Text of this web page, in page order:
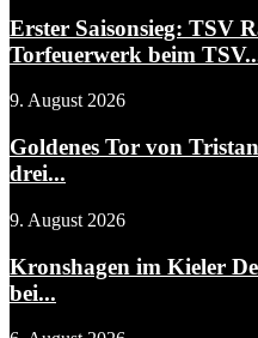
Erster Saisonsieg: TSV
Torfeuerwerk beim
9. August 2026
Goldenes Tor von
drei...
9. August 2026
Kronshagen im Kieler
bei...